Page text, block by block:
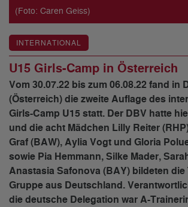
(Foto: Caren Geiss)
INTERNATIONAL
U15 Girls-Camp in Österreich
Vom 30.07.22 bis zum 06.08.22 fand in
(Österreich) die zweite Auflage des
Girls-Camp U15 statt. Der DBV hatte
und die acht Mädchen Lilly Reiter
Graf (BAW), Aylia Vogt und Gloria
sowie Pia Hemmann, Silke Mader,
Anastasia Safonova (BAY) bildeten die
Gruppe aus Deutschland.
die deutsche Delegation war A-